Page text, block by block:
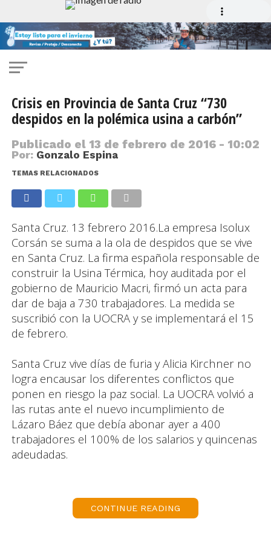
Crisis en Provincia de Santa Cruz “730
despidos en la polémica usina a carbón”
Publicado el 13 de febrero de 2016 - 10:02
Por: Gonzalo Espina
TEMAS RELACIONADOS
Santa Cruz. 13 febrero 2016.La empresa Isolux
Corsán se suma a la ola de despidos que se vive
en Santa Cruz. La firma española responsable de
construir la Usina Térmica, hoy auditada por el
gobierno de Mauricio Macri, firmó un acta para
dar de baja a 730 trabajadores. La medida se
suscribió con la UOCRA y se implementará el 15
de febrero.
Santa Cruz vive días de furia y Alicia Kirchner no
logra encausar los diferentes conflictos que
ponen en riesgo la paz social. La UOCRA volvió a
las rutas ante el nuevo incumplimiento de
Lázaro Báez que debía abonar ayer a 400
trabajadores el 100% de los salarios y quincenas
adeudadas.
viernes pasado en la secretaría de Trabajo.
“Recién hoy y a cuenta gotas pagó a no más de
CONTINUE READING